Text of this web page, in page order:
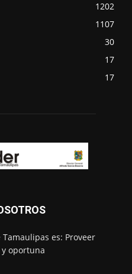
1202
1107
30
17
17
es: Proveer
oportuna